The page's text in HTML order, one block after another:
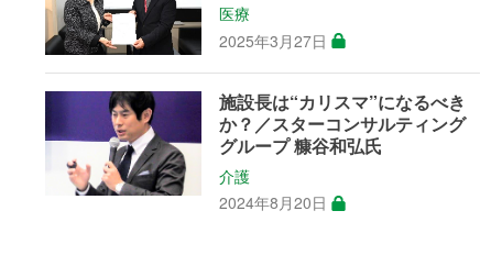
医療
2025年3月27日
施設長は“カリスマ”になるべき
か？／スターコンサルティング
グループ 糠谷和弘氏
介護
2024年8月20日